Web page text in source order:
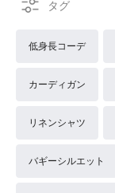
低身長コーデ
カーディガン
リネンシャツ
バギーシルエット